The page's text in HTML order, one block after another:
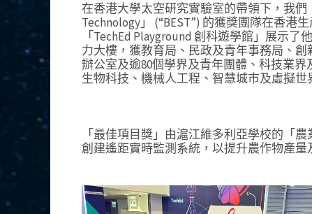
在香港大學太空研究實驗室的帶領下，我們
Technology」 (“BEST”) 的獲獎團隊在香港
「TechEd Playground 創科遊學館」展示
力大樓，獲教育局、民政及青年事務局、
辦公室及逾80個學界及青年團體、科技業
生物科技、機械人工程、智慧城市及虛擬
「最佳項目獎」由滬江維多利亞學校的「
創建遙距實時監測系統，以提升農作物產量